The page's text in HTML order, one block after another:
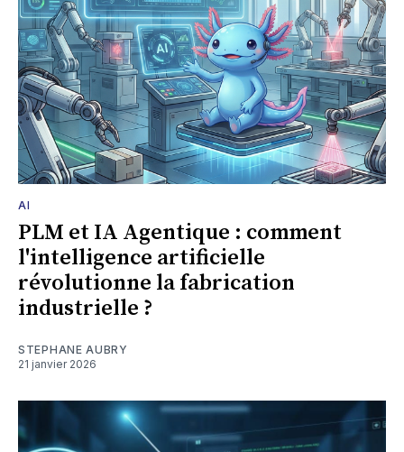
AI
PLM et IA Agentique : comment
l'intelligence artificielle
révolutionne la fabrication
industrielle ?
STEPHANE AUBRY
21 janvier 2026